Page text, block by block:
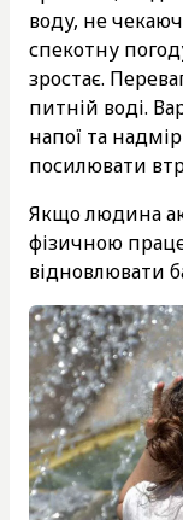
воду, не
спекотну
зростає.
питній воді.
напої та
посилювати
Якщо людина
фізичною
відновлювати